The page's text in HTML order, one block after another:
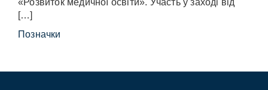
«Розвиток медичної освіти». Участь у заході від
[…]
Позначки